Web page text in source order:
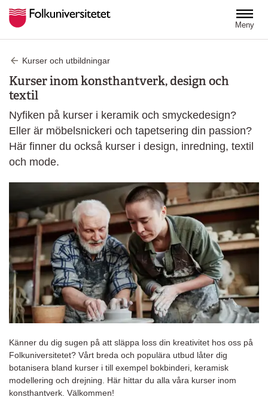
Meny
Kurser och utbildningar
Kurser inom konsthantverk, design och
textil
Nyfiken på kurser i keramik och smyckedesign?
Eller är möbelsnickeri och tapetsering din passion?
Här finner du också kurser i design, inredning, textil
och mode.
Känner du dig sugen på att släppa loss din kreativitet hos oss på
Folkuniversitetet? Vårt breda och populära utbud låter dig
botanisera bland kurser i till exempel bokbinderi, keramisk
modellering och drejning. Här hittar du alla våra kurser inom
konsthantverk. Välkommen!